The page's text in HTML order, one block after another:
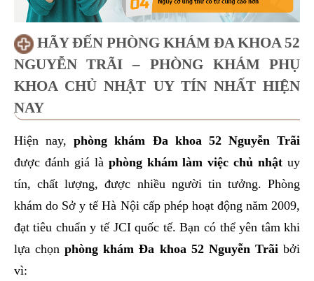
HÃY ĐẾN PHÒNG KHÁM ĐA KHOA 52
NGUYỄN TRÃI – PHÒNG KHÁM PHỤ
KHOA CHỦ NHẬT UY TÍN NHẤT HIỆN
NAY
Hiện nay,phòng khám Đa khoa 52 Nguyễn Trãi
được đánh giá là phòng khám làm việc chủ nhậtuy
tín, chất lượng, được nhiều người tin tưởng. Phòng
khám do Sở y tế Hà Nội cấp phép hoạt động năm 2009,
đạt tiêu chuẩn y tế JCI quốc tế. Bạn có thể yên tâm khi
lựa chọn phòng khám Đa khoa 52 Nguyễn Trãibởi
vì: